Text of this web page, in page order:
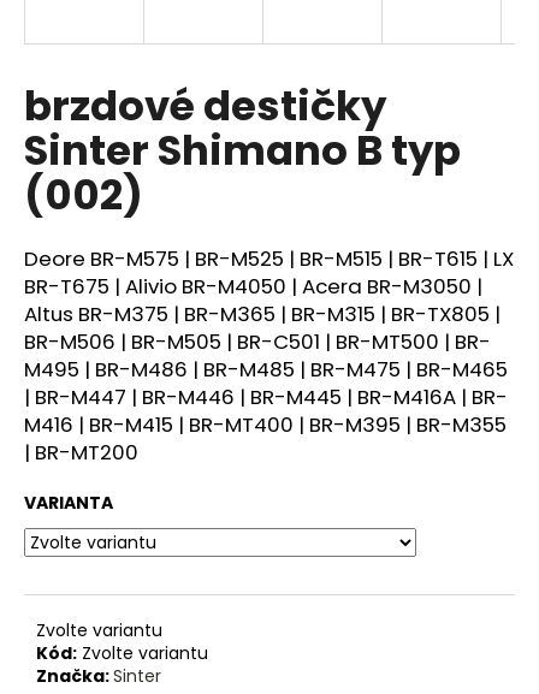
brzdové destičky
Sinter Shimano B typ
(002)
Deore BR-M575 | BR-M525 | BR-M515 | BR-T615 | LX
BR-T675 | Alivio BR-M4050 | Acera BR-M3050 |
Altus BR-M375 | BR-M365 | BR-M315 | BR-TX805 |
BR-M506 | BR-M505 | BR-C501 | BR-MT500 | BR-
M495 | BR-M486 | BR-M485 | BR-M475 | BR-M465
| BR-M447 | BR-M446 | BR-M445 | BR-M416A | BR-
M416 | BR-M415 | BR-MT400 | BR-M395 | BR-M355
| BR-MT200
VARIANTA
Zvolte variantu
Kód: Zvolte variantu
Značka:Sinter
í
t
?
HLEDAT
D
o
p
o
r
u
č
j
e
m
e